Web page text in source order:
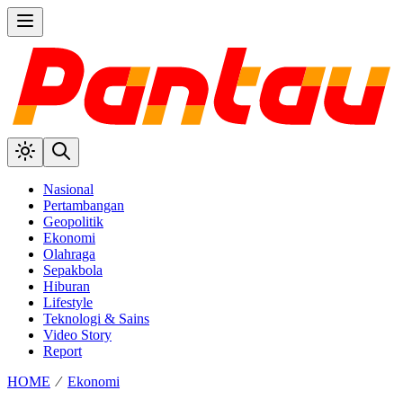
Nasional
Pertambangan
Geopolitik
Ekonomi
Olahraga
Sepakbola
Hiburan
Lifestyle
Teknologi & Sains
Video Story
Report
HOME ⁄ Ekonomi